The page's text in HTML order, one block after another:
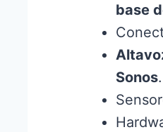
base
Sonos.